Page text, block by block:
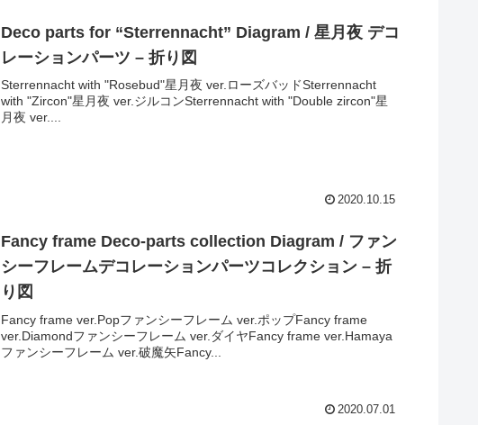
Deco parts for “Sterrennacht” Diagram / 星月夜 デコ
レーションパーツ – 折り図
Sterrennacht with "Rosebud"星月夜 ver.ローズバッドSterrennacht
with "Zircon"星月夜 ver.ジルコンSterrennacht with "Double zircon"星
月夜 ver....
2020.10.15
Fancy frame Deco-parts collection Diagram / ファン
シーフレームデコレーションパーツコレクション – 折
り図
Fancy frame ver.Popファンシーフレーム ver.ポップFancy frame
ver.Diamondファンシーフレーム ver.ダイヤFancy frame ver.Hamaya
ファンシーフレーム ver.破魔矢Fancy...
2020.07.01